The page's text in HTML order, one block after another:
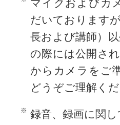
マイクおよびカ
だいております
長および講師）
の際には公開さ
からカメラをご
どうぞご理解くだ
録音、録画に関